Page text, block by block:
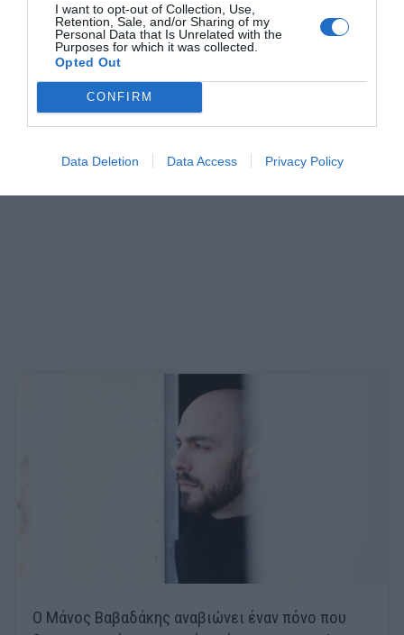
I want to opt-out of Collection, Use,
Retention, Sale, and/or Sharing of my
Personal Data that Is Unrelated with the
Purposes for which it was collected.
Opted Out
CONFIRM
Data Deletion Data Access Privacy Policy
Τα Φτηνά Τσιγάρα είναι τα βράδια που θα
θυμόμαστε περισσότερο όταν θα μας νικήσει ο
χρόνος
Ο Μάνος Βαβαδάκης αναβιώνει έναν πόνο που